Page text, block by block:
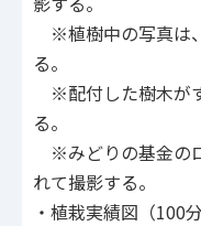
※植樹中の写真は
る。
※配付した樹木が
る。
※みどりの基金の
れて撮影する。
・植栽実績図（100